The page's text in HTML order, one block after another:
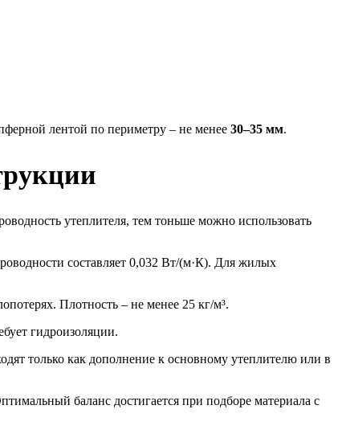
лентой по периметру – не менее 30–35 мм.
утеплителя, тем тоньше можно использовать
составляет 0,032 Вт/(м·К). Для жилых
Плотность – не менее 25 кг/м³.
гидроизоляции.
только как дополнение к основному утеплителю или в
баланс достигается при подборе материала с